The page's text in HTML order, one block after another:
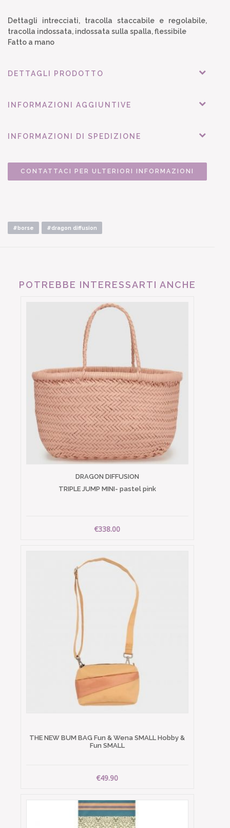
Dettagli intrecciati, tracolla staccabile e regolabile,
tracolla indossata, indossata sulla spalla, flessibile
Fatto a mano
DETTAGLI PRODOTTO
INFORMAZIONI AGGIUNTIVE
INFORMAZIONI DI SPEDIZIONE
CONTATTACI PER ULTERIORI INFORMAZIONI
#borse #dragon diffusion
POTREBBE INTERESSARTI ANCHE
DRAGON DIFFUSION
TRIPLE JUMP MINI- pastel pink
€338.00
THE NEW BUM BAG Fun & Wena SMALL Hobby &
Fun SMALL
€49.90